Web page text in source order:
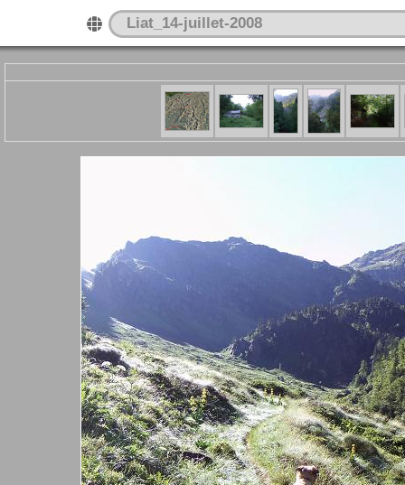
Liat_14-juillet-2008